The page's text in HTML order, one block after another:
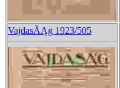
VajdasĂĄg 1923/505